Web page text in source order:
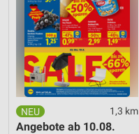
1,3 km
Angebote ab 10.08.